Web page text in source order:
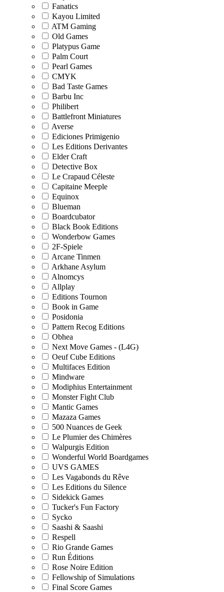
Fanatics
Kayou Limited
ATM Gaming
Old Games
Platypus Game
Palm Court
Pearl Games
CMYK
Bad Taste Games
Barbu Inc
Philibert
Battlefront Miniatures
Averse
Ediciones Primigenio
Les Editions Derivantes
Elder Craft
Detective Box
Le Crapaud Céleste
Capitaine Meeple
Equinox
Blueman
Boardcubator
Black Book Editions
Wonderbow Games
2F-Spiele
Arcane Tinmen
Arkhane Asylum
Alnomcys
Allplay
Editions Tournon
Book in Game
Posidonia
Pattern Recog Editions
Obhea
Next Move Games - (L4G)
Oeuf Cube Editions
Multifaces Edition
Mindware
Modiphius Entertainment
Monster Fight Club
Mantic Games
Mazaza Games
500 Nuances de Geek
Le Plumier des Chimères
Walpurgis Edition
Wonderful World Boardgames
UVS GAMES
Les Vagabonds du Rêve
Les Editions du Silence
Sidekick Games
Tucker's Fun Factory
Sycko
Saashi & Saashi
Respell
Rio Grande Games
Run Éditions
Rose Noire Edition
Fellowship of Simulations
Final Score Games